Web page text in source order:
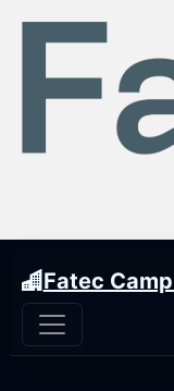
Fatec